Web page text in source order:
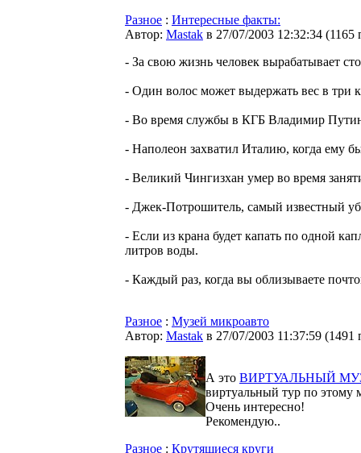
Разное : Интересные факты:
Автор: Мastak в 27/07/2003 12:32:34 (1165
- За свою жизнь человек вырабатывает
- Один волос может выдержать вес в три
- Во время службы в КГБ Владимир
- Наполеон захватил Италию, когда ему
- Великий Чингизхан умер во время
- Джек-Потрошитель, самый известный
- Если из крана будет капать по одной
литров воды.
- Каждый раз, когда вы облизываете
Разное : Музей микроавто
Автор: Мastak в 27/07/2003 11:37:59 (1491
А это ВИРТУАЛЬНЫЙ
виртуальный тур по этому
Очень интересно!
Рекомендую..
Разное : Крутящиеся круги